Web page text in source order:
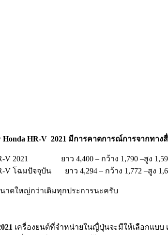
Honda HR-V 2021 มีการคาดการณ์การจากทา
V 2021 ยาว 4,400 – กว้าง 1,790 –สูง
V โฉมปัจจุบัน ยาว 4,294 – กว้าง 1,772 –สูง
าดใหญ่กว่าเดิมทุกประการนะครับ
เครื่องยนต์ที่จำหน่ายในญื่ปุ่นจะมีให้เลือกแบบ